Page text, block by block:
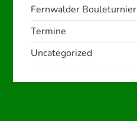
Fernwalder Bouleturnier
Termine
Uncategorized